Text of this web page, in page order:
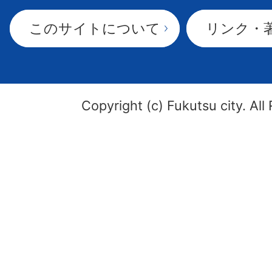
このサイトについて リンク・
Copyright (c) Fukutsu city. All